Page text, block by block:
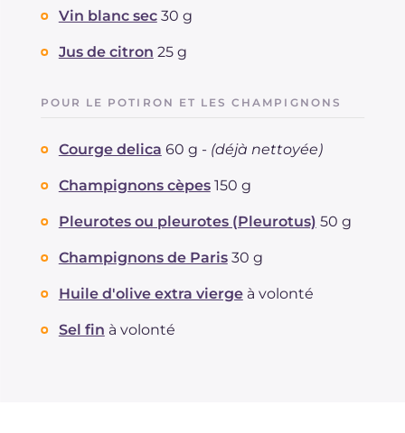
Vin blanc sec 30 g
Jus de citron 25 g
POUR LE POTIRON ET LES CHAMPIGNONS
Courge delica 60 g - (déjà nettoyée)
Champignons cèpes 150 g
Pleurotes ou pleurotes (Pleurotus) 50 g
Champignons de Paris 30 g
Huile d'olive extra vierge à volonté
Sel fin à volonté